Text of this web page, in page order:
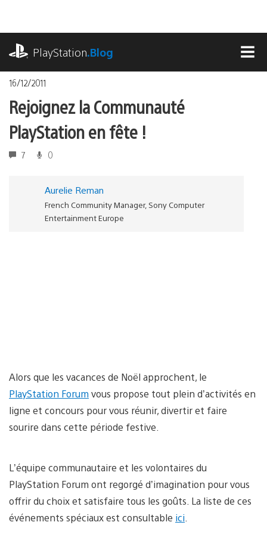
contenu
PlayStation.Blog
16/12/2011
Rejoignez la Communauté
PlayStation en fête !
7 0
Aurelie Reman
French Community Manager, Sony Computer
Entertainment Europe
Alors que les vacances de Noël approchent, le
PlayStation Forum vous propose tout plein d’activités en
ligne et concours pour vous réunir, divertir et faire
sourire dans cette période festive.
L’équipe communautaire et les volontaires du
PlayStation Forum ont regorgé d’imagination pour vous
offrir du choix et satisfaire tous les goûts. La liste de ces
événements spéciaux est consultable ici